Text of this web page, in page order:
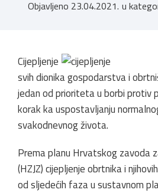
Objavljeno 23.04.2021. u
Cijepljenje
svih dionika gospodarstva i
jedan od prioriteta u borbi protiv
korak ka uspostavljanju
svakodnevnog života.
Prema planu Hrvatskog zavoda
(HZJZ) cijepljenje obrtnika i
od sljedećih faza u sustavnom